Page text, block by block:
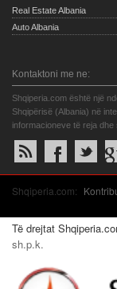
Real Estate Albania
Auto Albania
Kontaktoni me ne:
Shqiperia.com është një
Shqipërisë (Albania) në
informacioneve të reja
Shqiperia.com:
Të drejtat
sh.p.k.